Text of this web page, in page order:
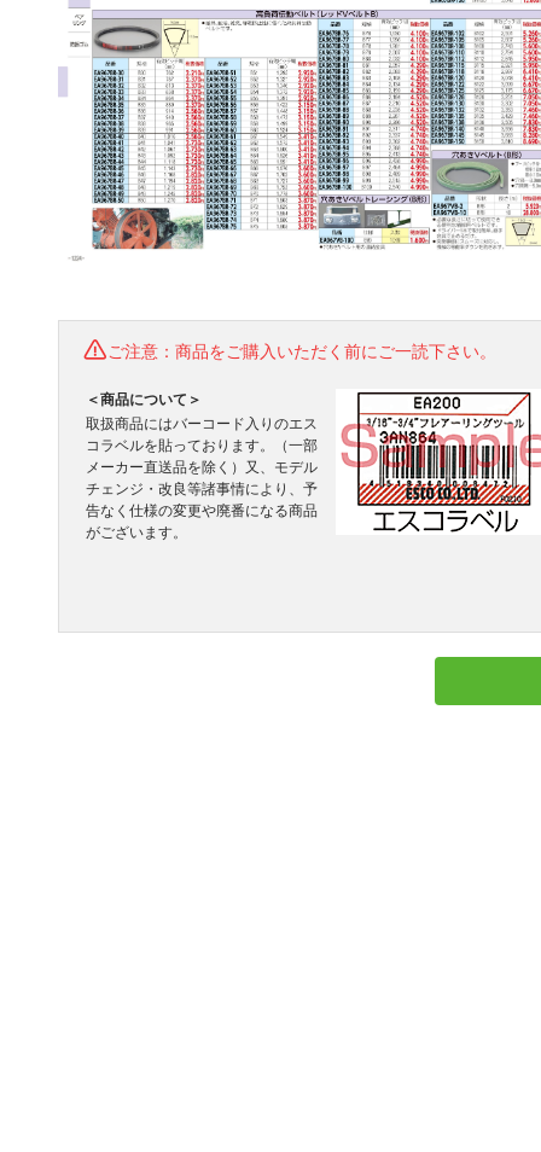
ご注意：商品をご購入いただく前にご一読下さい。
＜商品について＞
取扱商品にはバーコード入りのエス
コラベルを貼っております。（一部
メーカー直送品を除く）又、モデル
チェンジ・改良等諸事情により、予
告なく仕様の変更や廃番になる商品
がございます。